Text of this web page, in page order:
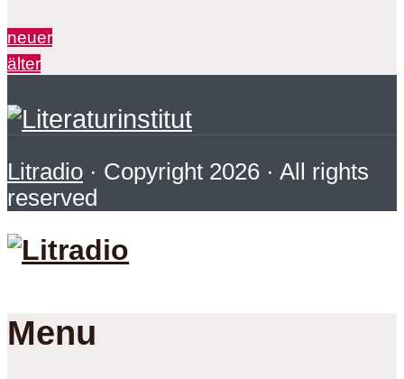
neuer
älter
Litradio · Copyright 2026 · All rights
reserved
Menu